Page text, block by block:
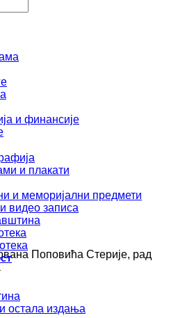
и финансије
и плакати
и меморијални предмети
видео записа
остала издања